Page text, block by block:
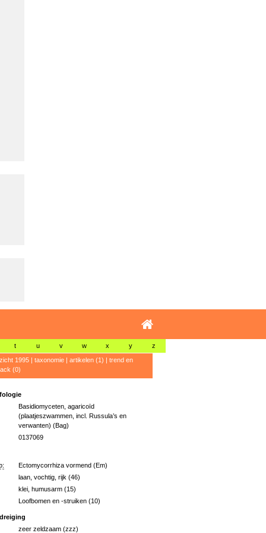
t u v w x y z
1995| taxonomie| artikelen (1) | trend en
(0)
Basidiomyceten, agaricoïd
(plaatjeszwammen, incl. Russula’s en
verwanten) (Bag)
0137069
Ectomycorrhiza vormend (Em)
laan, vochtig, rijk (46)
klei, humusarm (15)
Loofbomen en -struiken (10)
zeer zeldzaam (zzz)